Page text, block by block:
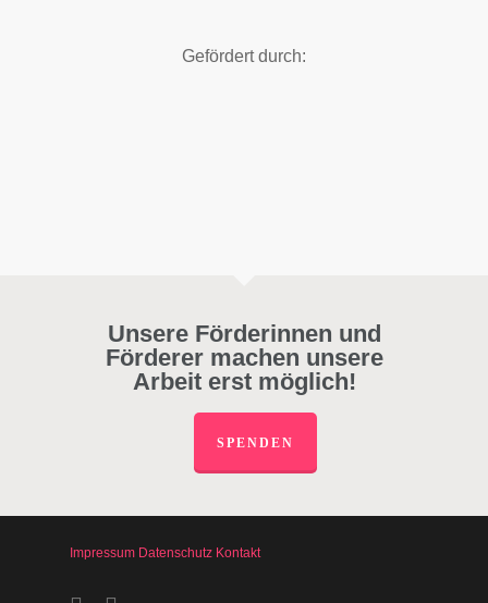
Gefördert durch:
Unsere Förderinnen und
Förderer machen unsere
Arbeit erst möglich!
SPENDEN
Impressum Datenschutz Kontakt